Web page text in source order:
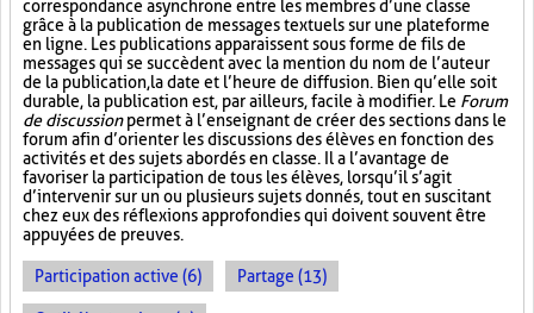
correspondance asynchrone entre les membres d’une classe
grâce à la publication de messages textuels sur une plateforme
en ligne. Les publications apparaissent sous forme de fils de
messages qui se succèdent avec la mention du nom de l’auteur
de la publication, la date et l’heure de diffusion. Bien qu’elle soit
durable, la publication est, par ailleurs, facile à modifier. Le Forum
de discussionpermet à l’enseignant de créer des sections dans le
forum afin d’orienter les discussions des élèves en fonction des
activités et des sujets abordés en classe. Il a l’avantage de
favoriser la participation de tous les élèves, lorsqu’il s’agit
d’intervenir sur un ou plusieurs sujets donnés, tout en suscitant
chez eux des réflexions approfondies qui doivent souvent être
appuyées de preuves.
Participation active (6) Partage (13)